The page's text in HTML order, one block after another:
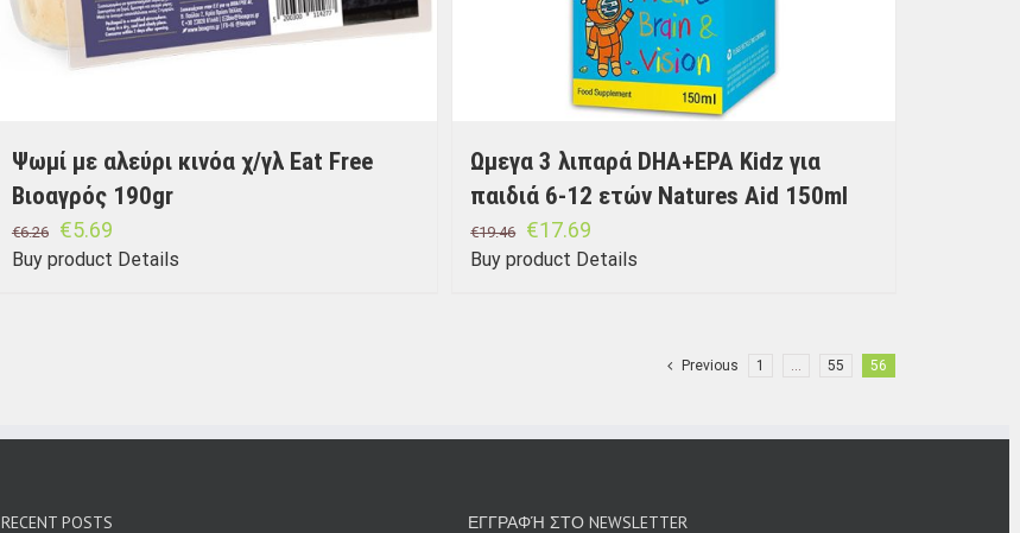
Ψωμί με αλεύρι κινόα χ/γλ Eat Free
Βιοαγρός 190gr
€6.26 €5.69
Buy product Details
Ωμεγα 3 λιπαρά DHA+EPA Kidz για
παιδιά 6-12 ετών Natures Aid 150ml
€19.46 €17.69
Buy product Details
Previous 1 … 55 56
RECENT POSTS ΕΓΓΡΑΦΉ ΣΤΟ NEWSLETTER